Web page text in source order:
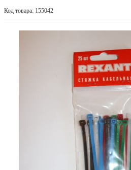
Код товара: 155042